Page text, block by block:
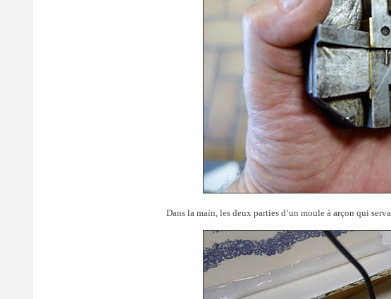
Dans la main, les deux parties d’un moule à arçon qui